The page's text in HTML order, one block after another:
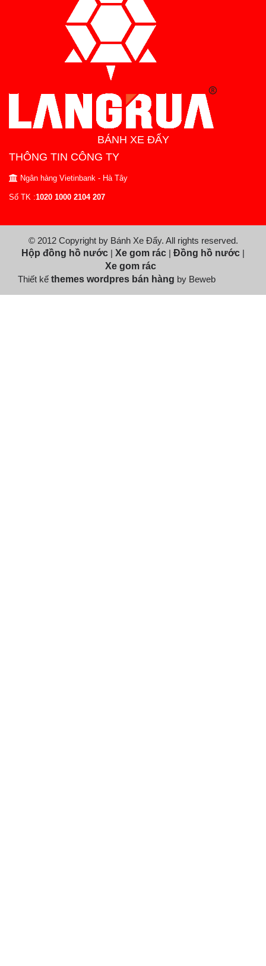
BÁNH XE ĐẨY
THÔNG TIN CÔNG TY
Ngân hàng Vietinbank - Hà Tây
Số TK :1020 1000 2104 207
© 2012 Copyright by Bánh Xe Đẩy. All rights reserved.
Hộp đồng hồ nước | Xe gom rác | Đồng hồ nước |
Xe gom rác
Thiết kế themes wordpres bán hàng by Beweb